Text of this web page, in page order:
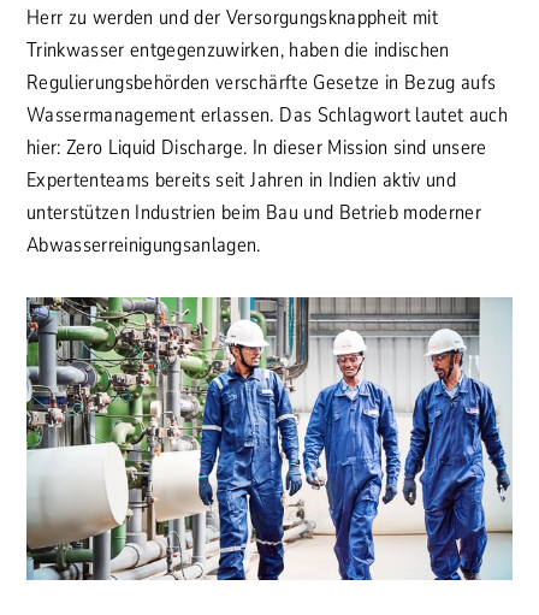
Herr zu werden und der Versorgungsknappheit mit
Trinkwasser entgegenzuwirken, haben die indischen
Regulierungsbehörden verschärfte Gesetze in Bezug aufs
Wassermanagement erlassen. Das Schlagwort lautet auch
hier: Zero Liquid Discharge. In dieser Mission sind unsere
Expertenteams bereits seit Jahren in Indien aktiv und
unterstützen Industrien beim Bau und Betrieb moderner
Abwasserreinigungsanlagen.